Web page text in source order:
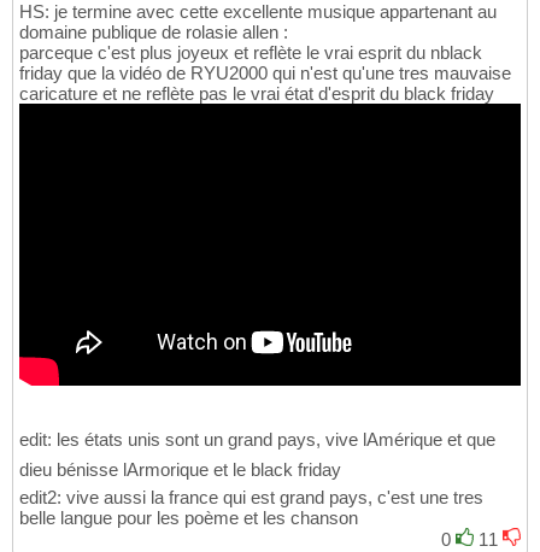
HS: je termine avec cette excellente musique appartenant au
domaine publique de rolasie allen :
parceque c'est plus joyeux et reflète le vrai esprit du nblack
friday que la vidéo de RYU2000 qui n'est qu'une tres mauvaise
caricature et ne reflète pas le vrai état d'esprit du black friday
edit: les états unis sont un grand pays, vive lAmérique et que
dieu bénisse lArmorique et le black friday
edit2: vive aussi la france qui est grand pays, c'est une tres
belle langue pour les poème et les chanson
0
11